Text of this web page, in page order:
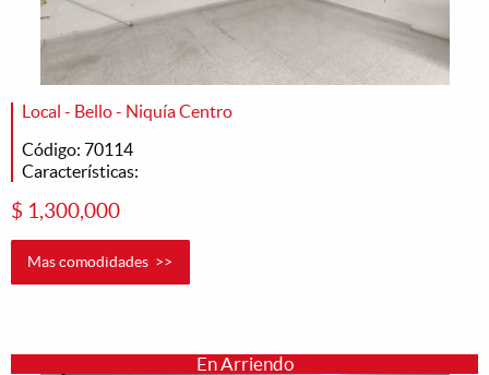
Local - Bello - Niquía Centro
Código: 70114
Características:
$ 1,300,000
Mas comodidades >>
En Arriendo